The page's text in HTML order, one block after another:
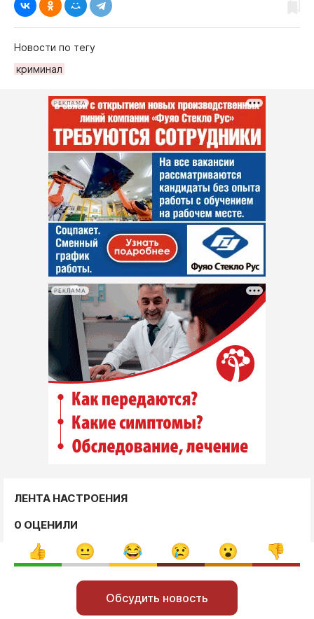
Новости по тегу
криминал
РЕКЛАМА
РЕКЛАМА
ЛЕНТА НАСТРОЕНИЯ
0 ОЦЕНИЛИ
Обсудить новость